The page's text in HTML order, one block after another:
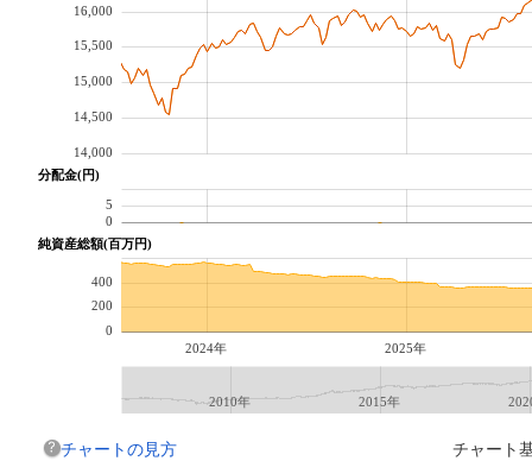
14,000
14,500
15,000
15,500
16,000
分配金(円)
0
5
純資産総額(百万円)
2024年 2025年
0
200
400
2010年 2015年
チャートの見方 チャート